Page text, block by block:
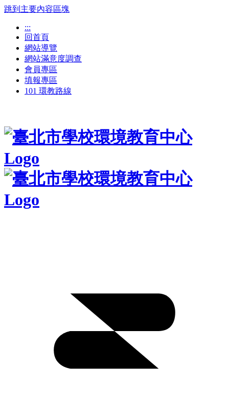
跳到主要內容區塊
:::
回首頁
網站導覽
網站滿意度調查
會員專區
填報專區
101 環教路線